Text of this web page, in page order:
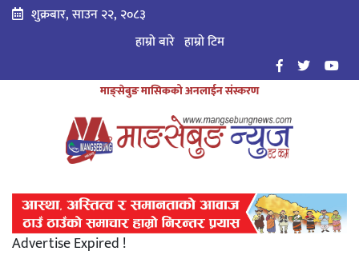
शुक्रबार, साउन २२, २०८३
हाम्रो बारे हाम्राे टिम
माङ्सेबुङ मासिकको अनलाईन संस्करण
Advertise Expired !